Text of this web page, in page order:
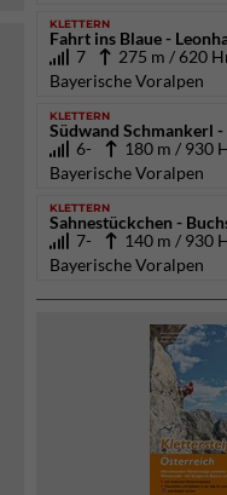
KLETTERN
Fahrt ins Blaue -
7
275 m / 620
Bayerische Voralpen
KLETTERN
Südwand Schmankerl
6-
180 m / 930
Bayerische Voralpen
KLETTERN
Sahnestückchen -
7-
140 m / 930
Bayerische Voralpen